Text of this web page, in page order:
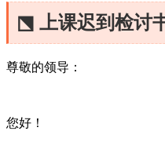
⬔ 上课迟到检讨
尊敬的领导：
您好！